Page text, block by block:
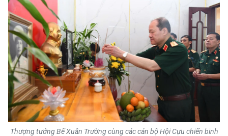
한국어
Thượng tướng Bế Xuân Trường cùng các cán bộ Hội Cựu chiến binh